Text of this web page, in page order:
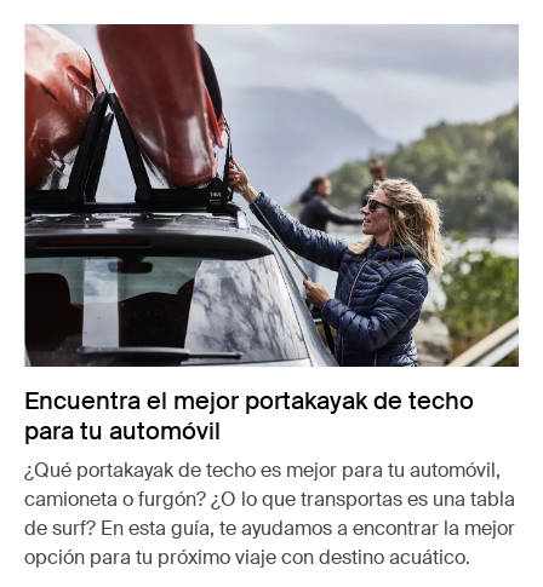
Encuentra el mejor portakayak de techo
para tu automóvil
¿Qué portakayak de techo es mejor para tu automóvil,
camioneta o furgón? ¿O lo que transportas es una tabla
de surf? En esta guía, te ayudamos a encontrar la mejor
opción para tu próximo viaje con destino acuático.